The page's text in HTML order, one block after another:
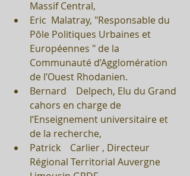
Massif Central,
Eric  Malatray, "Responsable du
Pôle Politiques Urbaines et
Européennes " de la
Communauté d’Agglomération
de l’Ouest Rhodanien.
Bernard    Delpech, Elu du Grand
cahors en charge de
l’Enseignement universitaire et
de la recherche,
Patrick    Carlier , Directeur
Régional Territorial Auvergne